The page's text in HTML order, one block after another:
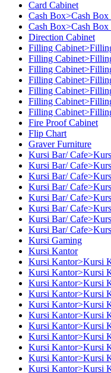
Card Cabinet
Cash Box>Cash Box
Cash Box>Cash Box
Direction Cabinet
Filling
Filling
Filling
Filling
Filling
Filling
Filling
Fire Proof Cabinet
Flip Chart
Graver Furniture
Kursi Bar/
Kursi Bar/
Kursi Bar/
Kursi Bar/
Kursi Bar/
Kursi Bar/
Kursi Bar/
Kursi Bar/
Kursi Gaming
Kursi Kantor
Kursi Kantor>Kursi
Kursi Kantor>Kursi
Kursi Kantor>Kursi
Kursi Kantor>Kursi
Kursi Kantor>Kursi
Kursi Kantor>Kursi
Kursi Kantor>Kursi
Kursi Kantor>Kursi
Kursi Kantor>Kursi
Kursi Kantor>Kursi
Kursi Kantor>Kursi